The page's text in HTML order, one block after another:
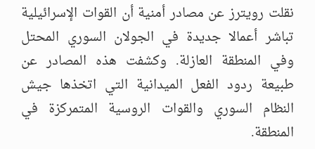
نقلت رويترز عن مصادر أمنية أن القوات الإسرائيلية
تباشر أعمالا جديدة في الجولان السوري المحتل
وفي المنطقة العازلة. وكشفت هذه المصادر عن
طبيعة ردود الفعل الميدانية التي اتخذها جيش
النظام السوري والقوات الروسية المتمركزة في
المنطقة.